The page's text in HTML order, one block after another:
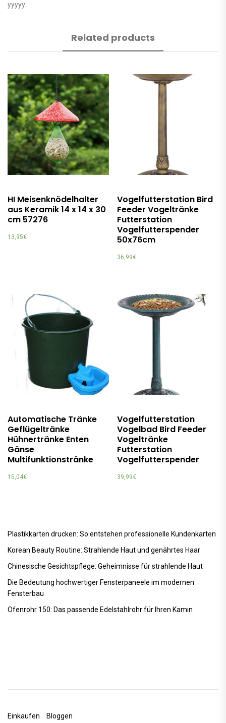
yyyyy
Related products
HI Meisenknödelhalter
aus Keramik 14 x 14 x 30
cm 57276
13,95€
Vogelfutterstation Bird
Feeder Vogeltränke
Futterstation
Vogelfutterspender
50x76cm
36,99€
Automatische Tränke
Geflügeltränke
Hühnertränke Enten
Gänse
Multifunktionstränke
15,04€
Vogelfutterstation
Vogelbad Bird Feeder
Vogeltränke
Futterstation
Vogelfutterspender
39,99€
Plastikkarten drucken: So entstehen professionelle Kundenkarten
Korean Beauty Routine: Strahlende Haut und genährtes Haar
Chinesische Gesichtspflege: Geheimnisse für strahlende Haut
Die Bedeutung hochwertiger Fensterpaneele im modernen
Fensterbau
Ofenrohr 150: Das passende Edelstahlrohr für Ihren Kamin
Einkaufen Bloggen